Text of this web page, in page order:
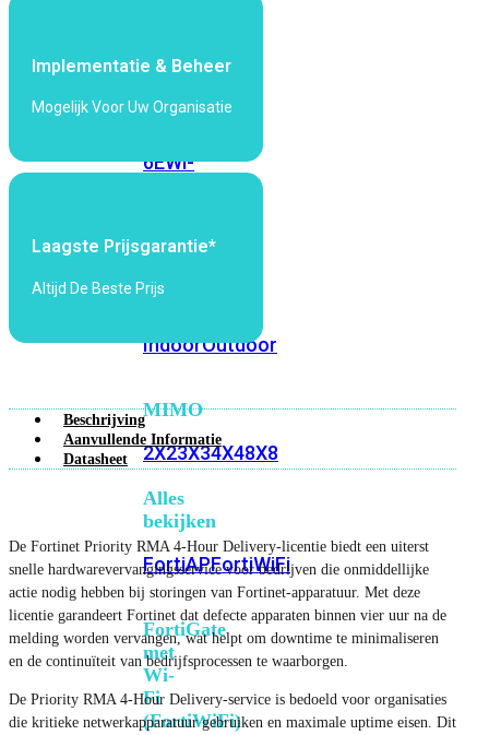
5 Wi-
6Wi-
6EWi-
Wi-
Fi
Omgeving
IndoorOutdoor
MIMO
2X23X34X48X8
Alles
bekijken
FortiAPFortiWiFi
FortiGate
met
Wi-
Fi
(FortiWiFi)
Implementatie & Beheer
Mogelijk Voor Uw Organisatie
Laagste Prijsgarantie*
Altijd De Beste Prijs
Beschrijving
Aanvullende Informatie
Datasheet
De Fortinet Priority RMA 4-Hour Delivery-licentie biedt een uiterst
snelle hardwarevervangingsservice voor bedrijven die onmiddellijke
actie nodig hebben bij storingen van Fortinet-apparatuur. Met deze
licentie garandeert Fortinet dat defecte apparaten binnen vier uur na de
melding worden vervangen, wat helpt om downtime te minimaliseren
en de continuïteit van bedrijfsprocessen te waarborgen.
De Priority RMA 4-Hour Delivery-service is bedoeld voor organisaties
die kritieke netwerkapparatuur gebruiken en maximale uptime eisen. Dit